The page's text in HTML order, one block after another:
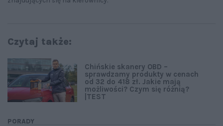
Czytaj także:
PORADY
Chińskie skanery OBD –
sprawdzamy produkty w cenach
od 32 do 418 zł. Jakie mają
możliwości? Czym się różnią?
|TEST